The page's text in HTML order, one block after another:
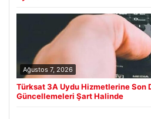
Ağustos 7, 2026
Türksat 3A Uydu Hizmetlerine Son
Güncellemeleri Şart Halinde